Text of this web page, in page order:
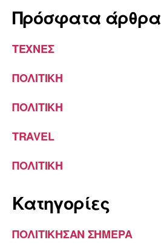
Πρόσφατα άρθρα
ΤΕΧΝΕΣ
ΠΟΛΙΤΙΚΗ
ΠΟΛΙΤΙΚΗ
TRAVEL
ΠΟΛΙΤΙΚΗ
Kατηγορίες
ΠΟΛΙΤΙΚΗΣΑΝ ΣΗΜΕΡΑ